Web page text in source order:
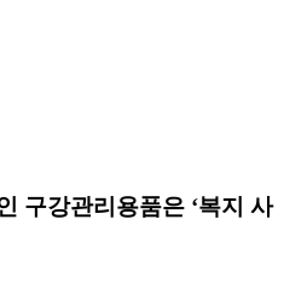
구강관리용품은 ‘복지 사